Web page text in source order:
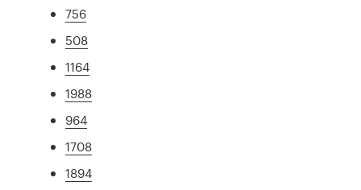
756
508
1164
1988
964
1708
1894